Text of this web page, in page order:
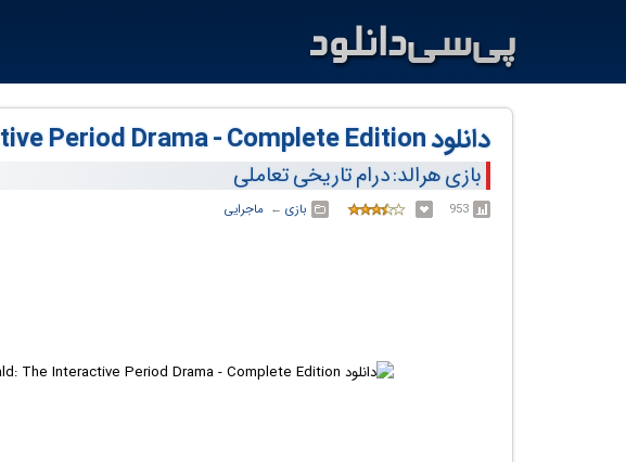
دانلود Herald: The Interactive Period Drama - Complete Edition
بازی هرالد: درام تاریخی تعاملی
953 بازی ← ‏ ماجرایی